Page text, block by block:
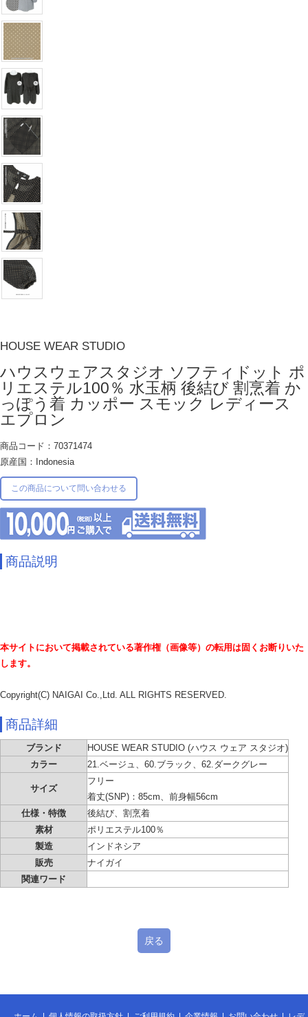
HOUSE WEAR STUDIO
ハウスウェアスタジオ ソフティドット ポ
リエステル100％ 水玉柄 後結び 割烹着 か
っぽう着 カッポー スモック レディース
エプロン
商品コード：70371474
原産国：Indonesia
この商品について問い合わせる
商品説明
本サイトにおいて掲載されている著作権（画像等）の転用は固くお断りいた
します。
Copyright(C) NAIGAI Co.,Ltd. ALL RIGHTS RESERVED.
商品詳細
ブランド
HOUSE WEAR STUDIO (ハウス ウェア スタジオ)
カラー
21.ベージュ、60.ブラック、62.ダークグレー
サイズ
フリー
着丈(SNP)：85cm、前身幅56cm
仕様・特徴
後結び、割烹着
素材
ポリエステル100％
製造
インドネシア
販売
ナイガイ
関連ワード
戻る